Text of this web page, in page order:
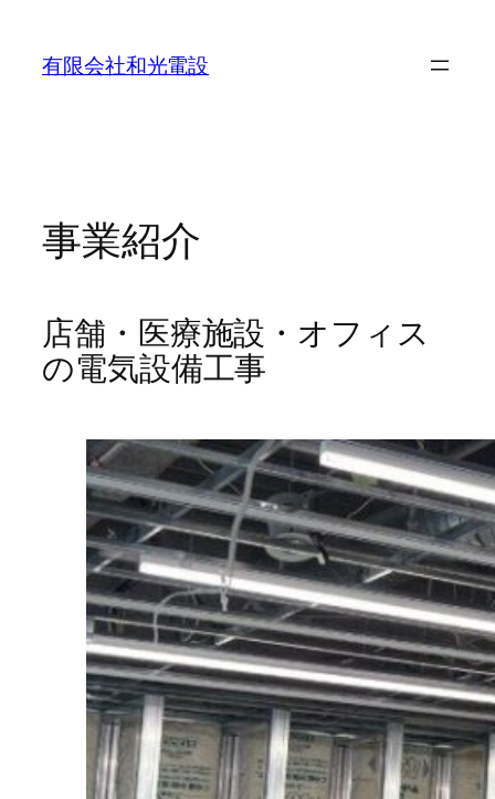
有限会社和光電設
事業紹介
店舗・医療施設・オフィス
の電気設備工事